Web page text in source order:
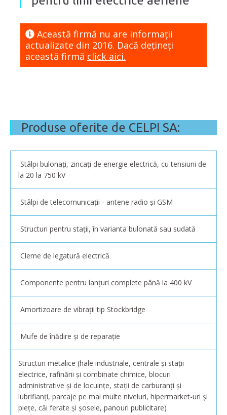
Această firmă nu are informaţii
actualizate din 2016. Dacă dețineți
această firmă click aici.
Produse oferite de CELPI SA:
Stâlpi bulonați, zincați de energie electrică, cu tensiuni de
la 20 la 750 kV
Stâlpi de telecomunicații - antene radio și GSM
Structuri pentru stații, în varianta bulonată sau sudată
Cleme de legatură electrică
Componente pentru lanțuri complete până la 400 kV
Amortizoare de vibrații tip Stockbridge
Mufe de înădire și de reparație
Structuri metalice (hale industriale, centrale și stații
electrice, rafinării și combinate chimice, blocuri
administrative și de locuințe, stații de carburanți și
lubrifianți, parcaje pe mai multe niveluri, hipermarket-uri și
piețe, căi ferate și șosele, panouri publicitare)